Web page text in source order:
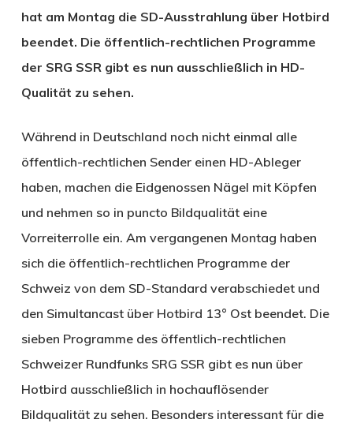
hat am Montag die SD-Ausstrahlung über Hotbird
beendet. Die öffentlich-rechtlichen Programme
der SRG SSR gibt es nun ausschließlich in HD-
Qualität zu sehen.
Während in Deutschland noch nicht einmal alle
öffentlich-rechtlichen Sender einen HD-Ableger
haben, machen die Eidgenossen Nägel mit Köpfen
und nehmen so in puncto Bildqualität eine
Vorreiterrolle ein. Am vergangenen Montag haben
sich die öffentlich-rechtlichen Programme der
Schweiz von dem SD-Standard verabschiedet und
den Simultancast über Hotbird 13° Ost beendet. Die
sieben Programme des öffentlich-rechtlichen
Schweizer Rundfunks SRG SSR gibt es nun über
Hotbird ausschließlich in hochauflösender
Bildqualität zu sehen. Besonders interessant für die